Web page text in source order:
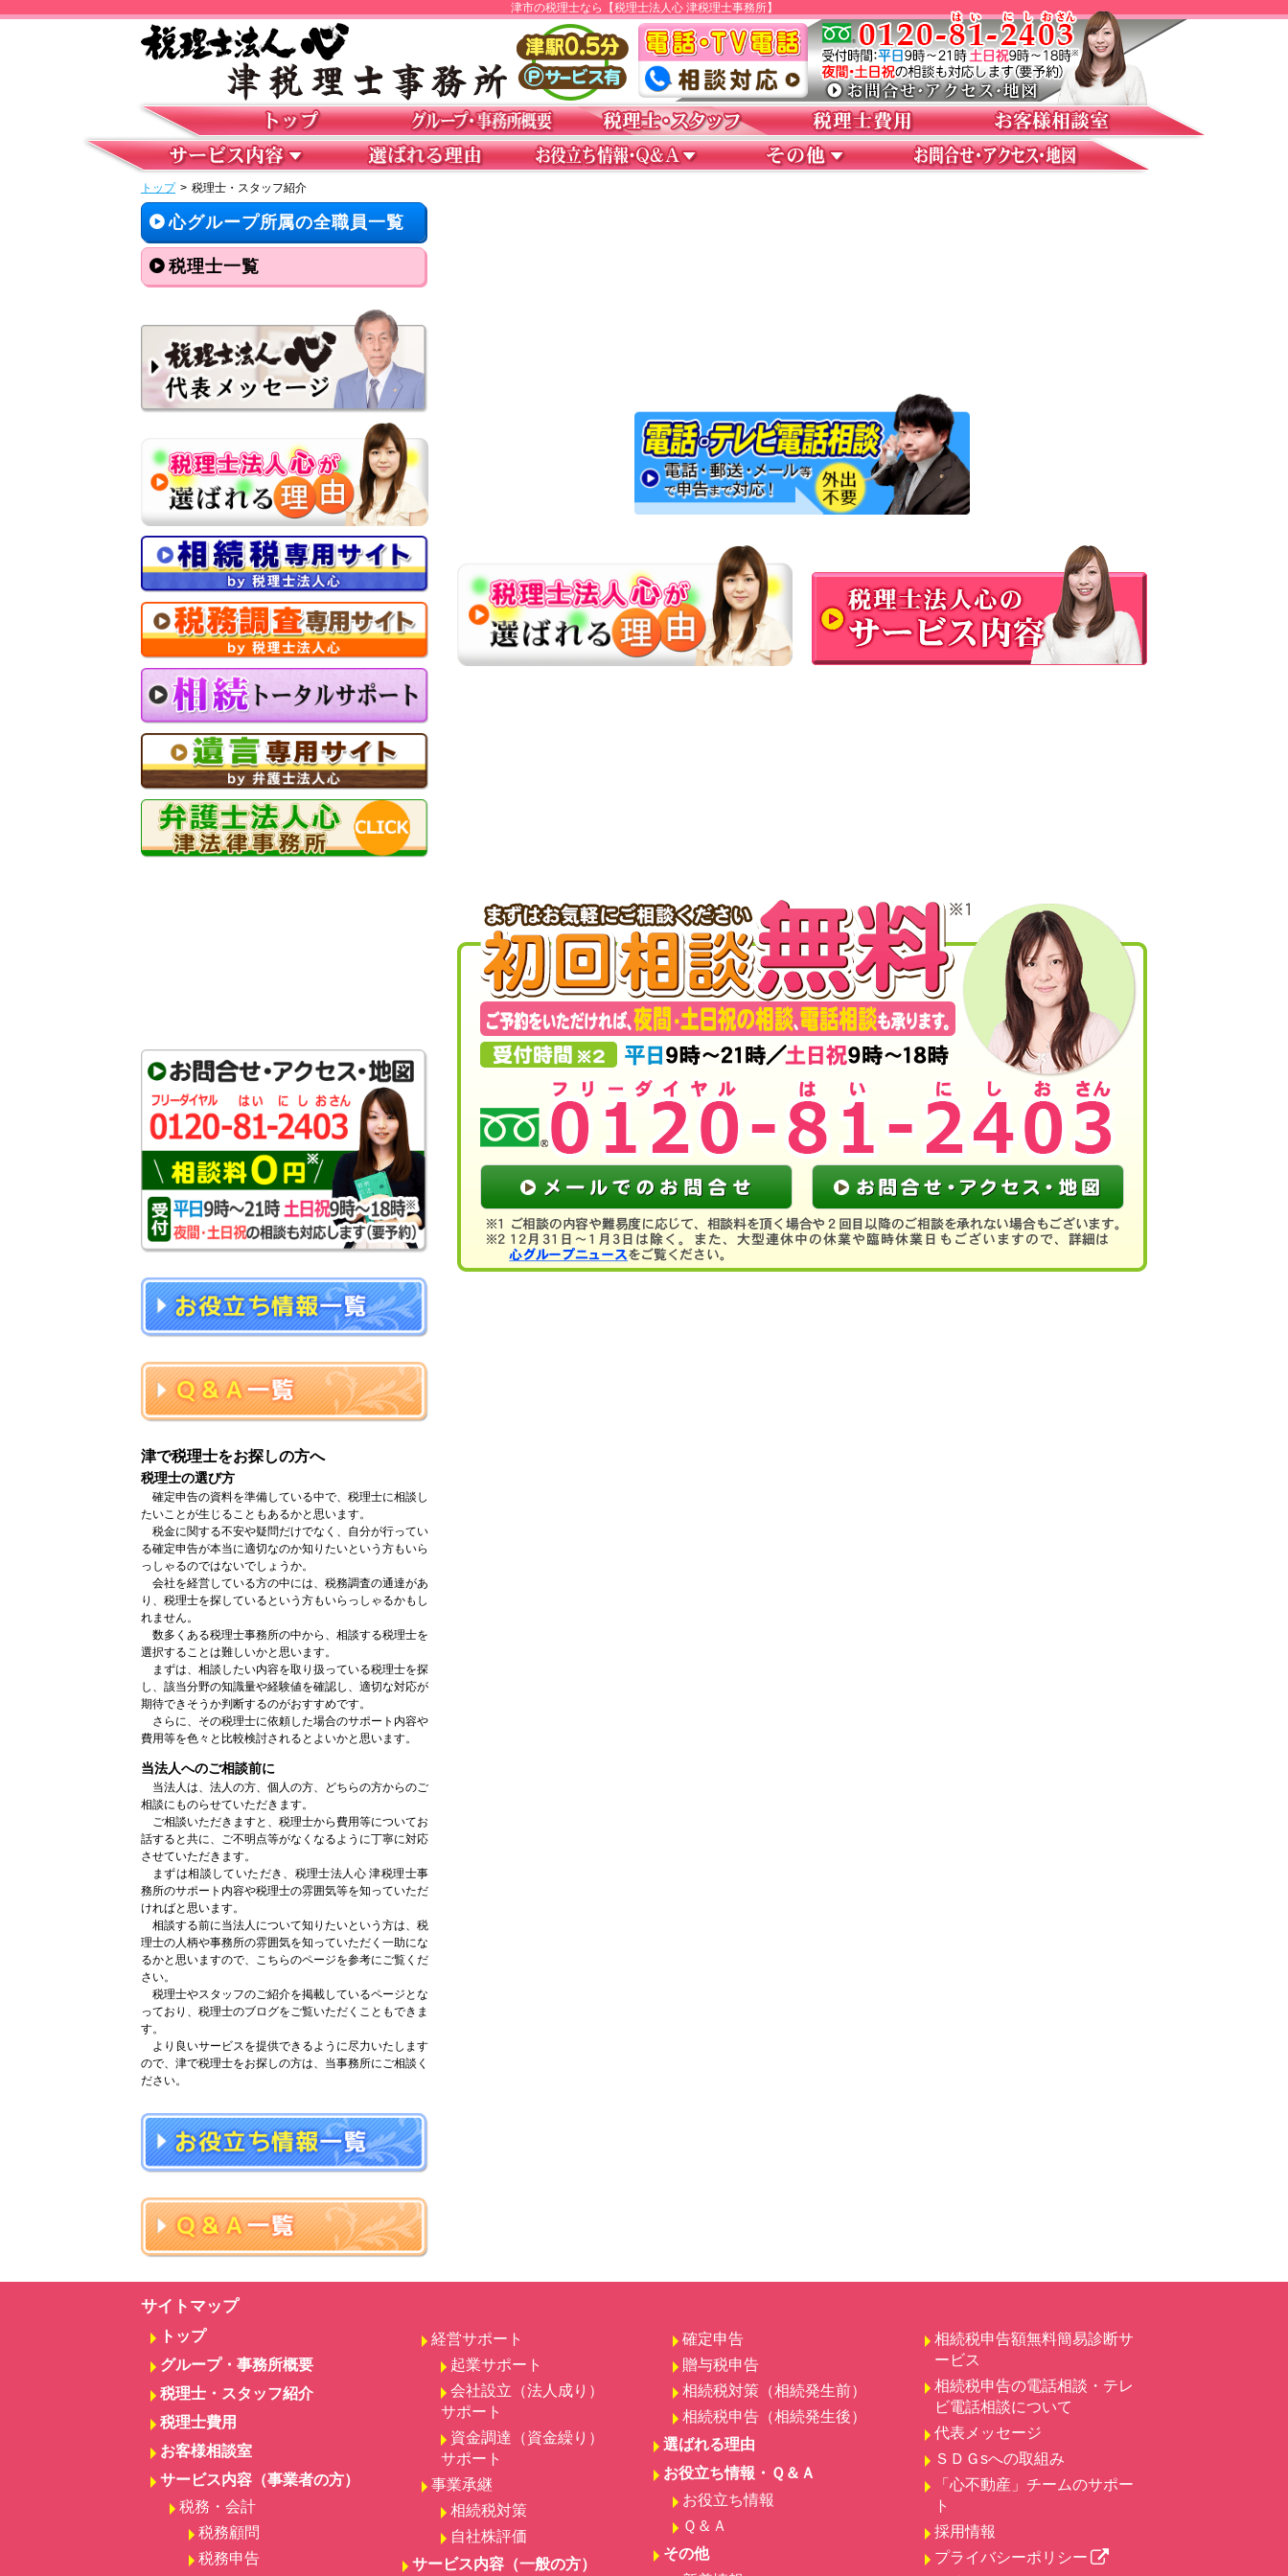
津市の税理士なら【税理士法人心 津税理士事務所】
トップ > 税理士・スタッフ紹介
心グループ所属の全職員一覧
税理士一覧
津で税理士をお探しの方へ
税理士の選び方
確定申告の資料を準備している中で、税理士に相談し
たいことが生じることもあるかと思います。
税金に関する不安や疑問だけでなく、自分が行ってい
る確定申告が本当に適切なのか知りたいという方もいら
っしゃるのではないでしょうか。
会社を経営している方の中には、税務調査の通達があ
り、税理士を探しているという方もいらっしゃるかもし
れません。
数多くある税理士事務所の中から、相談する税理士を
選択することは難しいかと思います。
まずは、相談したい内容を取り扱っている税理士を探
し、該当分野の知識量や経験値を確認し、適切な対応が
期待できそうか判断するのがおすすめです。
さらに、その税理士に依頼した場合のサポート内容や
費用等を色々と比較検討されるとよいかと思います。
当法人へのご相談前に
当法人は、法人の方、個人の方、どちらの方からのご
相談にものらせていただきます。
ご相談いただきますと、税理士から費用等についてお
話すると共に、ご不明点等がなくなるように丁寧に対応
させていただきます。
まずは相談していただき、税理士法人心 津税理士事
務所のサポート内容や税理士の雰囲気等を知っていただ
ければと思います。
相談する前に当法人について知りたいという方は、税
理士の人柄や事務所の雰囲気を知っていただく一助にな
るかと思いますので、こちらのページを参考にご覧くだ
さい。
税理士やスタッフのご紹介を掲載しているページとな
っており、税理士のブログをご覧いただくこともできま
す。
より良いサービスを提供できるように尽力いたします
ので、津で税理士をお探しの方は、当事務所にご相談く
ださい。
サイトマップ
トップ
グループ・事務所概要
税理士・スタッフ紹介
税理士費用
お客様相談室
サービス内容（事業者の方）
税務・会計
税務顧問
税務申告
経営サポート
起業サポート
会社設立（法人成り）
サポート
資金調達（資金繰り）
サポート
事業承継
相続税対策
自社株評価
サービス内容（一般の方）
確定申告
贈与税申告
相続税対策（相続発生前）
相続税申告（相続発生後）
選ばれる理由
お役立ち情報・Ｑ＆Ａ
お役立ち情報
Ｑ＆Ａ
その他
相続税申告額無料簡易診断サ
ービス
相続税申告の電話相談・テレ
ビ電話相談について
代表メッセージ
ＳＤＧsへの取組み
「心不動産」チームのサポー
ト
採用情報
プライバシーポリシー